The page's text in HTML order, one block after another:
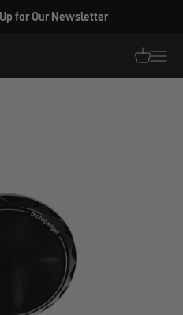
for Our Newsletter